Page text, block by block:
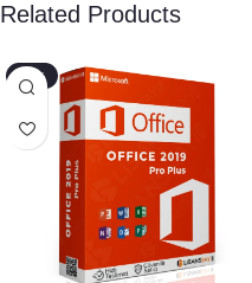
Related Products
-40%